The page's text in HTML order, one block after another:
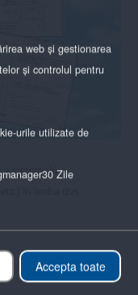
a sistemului
web și gestionarea
și controlul pentru
urile utilizate de
30 Zile
Accepta toate